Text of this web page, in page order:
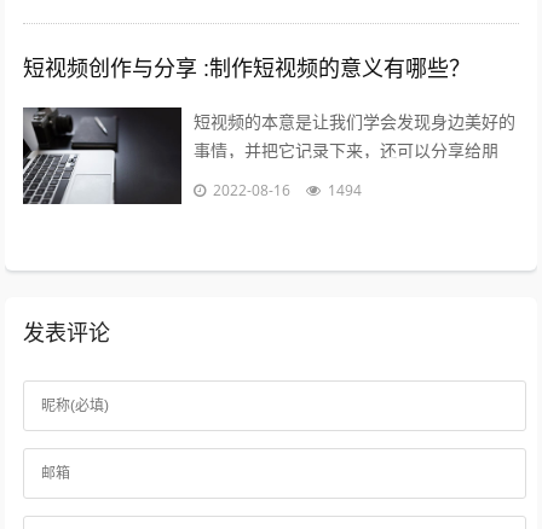
短视频创作与分享 :制作短视频的意义有哪些？
短视频的本意是让我们学会发现身边美好的
事情，并把它记录下来，还可以分享给朋
友，制作短视频的意义在于让关心你的人了
2022-08-16 1494
发表评论